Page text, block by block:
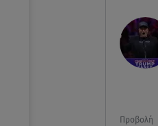
Προβολή